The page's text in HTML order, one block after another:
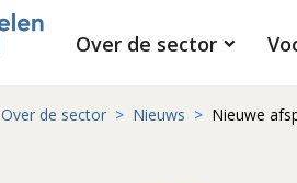
Over de sector
Over de sector Nieuws Nieuwe